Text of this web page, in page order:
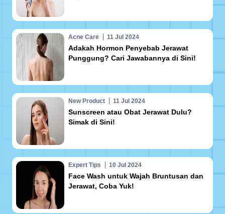
Acne Care 11 Jul 2024
Adakah Hormon Penyebab Jerawat
Punggung? Cari Jawabannya di Sini!
New Product 11 Jul 2024
Sunscreen atau Obat Jerawat Dulu?
Simak di Sini!
Expert Tips 10 Jul 2024
Face Wash untuk Wajah Bruntusan dan
Jerawat, Coba Yuk!